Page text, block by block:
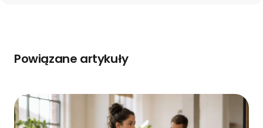
Powiązane artykuły